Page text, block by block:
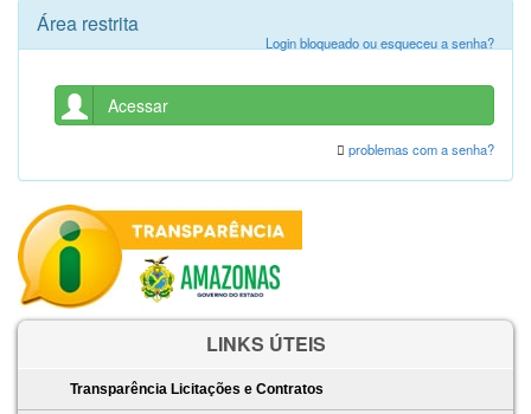
Área restrita
Login bloqueado ou esqueceu a senha?
Acessar
problemas com a senha?
LINKS ÚTEIS
Transparência Licitações e Contratos